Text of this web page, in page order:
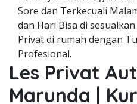
Sore dan Terkecuali
dan Hari Bisa di
Privat di rumah dengan
Profesional.
Les Privat
Marunda |